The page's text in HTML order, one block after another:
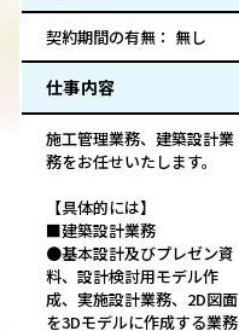
契約期間の有無： 無し
仕事内容
施工管理業務、建築設計業
務をお任せいたします。
【具体的には】
■建築設計業務
●基本設計及びプレゼン資
料、設計検討用モデル作
成、実施設計業務、2D図面
を3Dモデルに作成する業務